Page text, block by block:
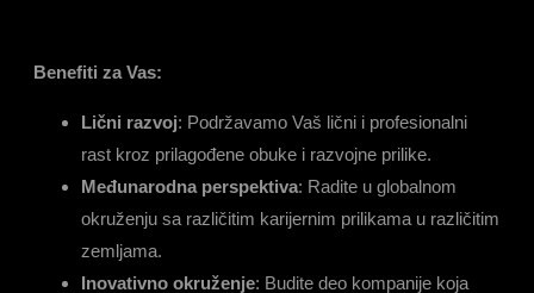
Benefiti za Vas:
Lični razvoj: Podržavamo Vaš lični i profesionalni
rast kroz prilagođene obuke i razvojne prilike.
Međunarodna perspektiva: Radite u globalnom
okruženju sa različitim karijernim prilikama u različitim
zemljama.
Inovativno okruženje: Budite deo kompanije koja